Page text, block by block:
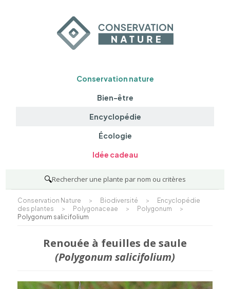
Conservation nature
Bien-être
Encyclopédie
Écologie
Idée cadeau
🔍Rechercher une plante par nom ou critères
Conservation Nature > Biodiversité >
Encyclopédie
des plantes
> Polygonaceae > Polygonum
>
Polygonum salicifolium
Renouée à feuilles de saule
(Polygonum salicifolium)